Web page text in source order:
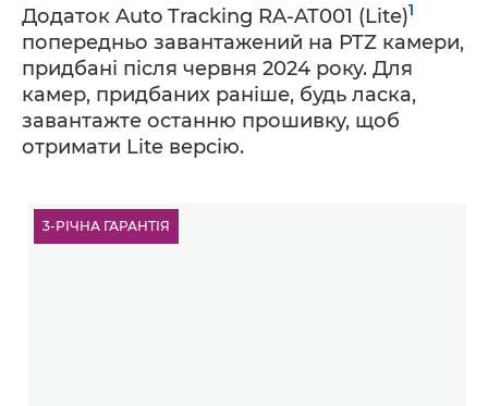
Додаток Auto Tracking RA-AT001 (Lite)1
попередньо завантажений на PTZ камери,
придбані після червня 2024 року. Для
камер, придбаних раніше, будь ласка,
завантажте останню прошивку, щоб
отримати Lite версію.
3-РІЧНА ГАРАНТІЯ